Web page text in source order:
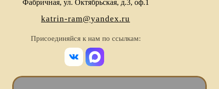
Фабричная, ул. Октябрьская, д.3, оф.1
katrin-ram@yandex.ru
Присоединяйся к нам по ссылкам: